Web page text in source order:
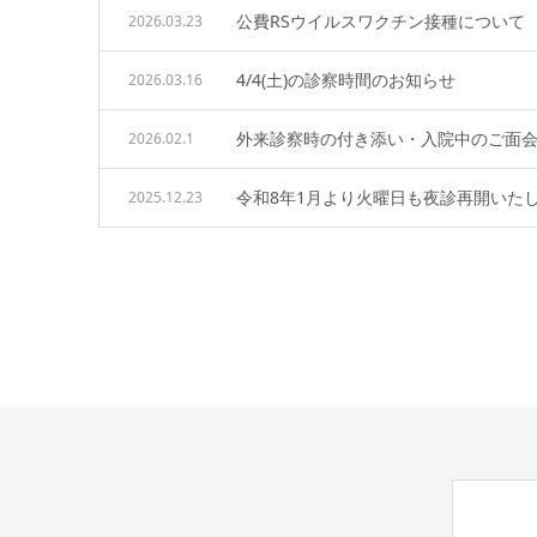
公費RSウイルスワクチン接種について
2026.03.23
4/4(土)の診察時間のお知らせ
2026.03.16
外来診察時の付き添い・入院中のご面
2026.02.1
令和8年1月より火曜日も夜診再開いたし
2025.12.23